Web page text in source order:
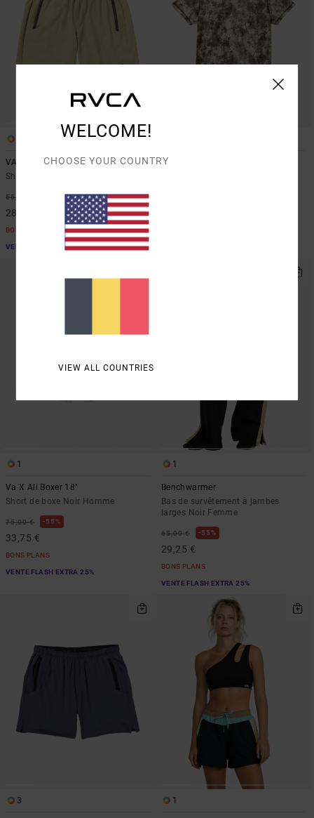
VA Sport Yogger Stretch 17"
Short performance Marron Homme
55,00 €
28,87 €
BONS PLANS
VENTE FLASH EXTRA 25%
Vent Lite
1
Va X Ali Boxer 18"
Short de boxe Noir Homme
75,00 € 55%
33,75 €
BONS PLANS
VENTE FLASH EXTRA 25%
1
Benchwarmer
Bas de survêtement à jambes
larges Noir Femme
65,00 € 55%
29,25 €
BONS PLANS
VENTE FLASH EXTRA 25%
3 1
WELCOME!
CHOOSE YOUR COUNTRY
VIEW ALL COUNTRIES